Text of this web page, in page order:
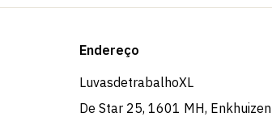
Endereço
LuvasdetrabalhoXL
De Star 25, 1601 MH, Enkhuizen